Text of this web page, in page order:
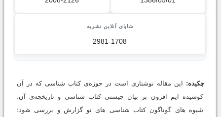
شاپای آنلاین نشریه
2981-1708
چکیده: این مقاله نوشتارى است در حوزه‌ی کتاب شناسى که در آن
کوشیده ایم افزون بر بیان چیستى کتاب شناسى و تاریخچه‌ی آن،
شیوه هاى گوناگون کتاب شناسى هاى نو گزارش و بررسى شود؛